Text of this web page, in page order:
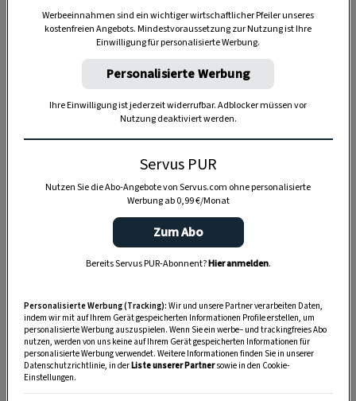
Werbeeinnahmen sind ein wichtiger wirtschaftlicher Pfeiler unseres
kostenfreien Angebots. Mindestvoraussetzung zur Nutzung ist Ihre
Einwilligung für personalisierte Werbung.
Personalisierte Werbung
Ihre Einwilligung ist jederzeit widerrufbar. Adblocker müssen vor
Nutzung deaktiviert werden.
Servus PUR
Nutzen Sie die Abo-Angebote von Servus.com ohne personalisierte
Werbung ab 0,99 €/Monat
Zum Abo
Bereits Servus PUR-Abonnent?Hier anmelden.
Personalisierte Werbung (Tracking): Wir und unsere Partner verarbeiten Daten,
indem wir mit auf Ihrem Gerät gespeicherten Informationen Profile erstellen, um
personalisierte Werbung auszuspielen. Wenn Sie ein werbe– und trackingfreies Abo
nutzen, werden von uns keine auf Ihrem Gerät gespeicherten Informationen für
personalisierte Werbung verwendet. Weitere Informationen finden Sie in unserer
Datenschutzrichtlinie, in derListe unserer Partnersowie in den Cookie-
Einstellungen.